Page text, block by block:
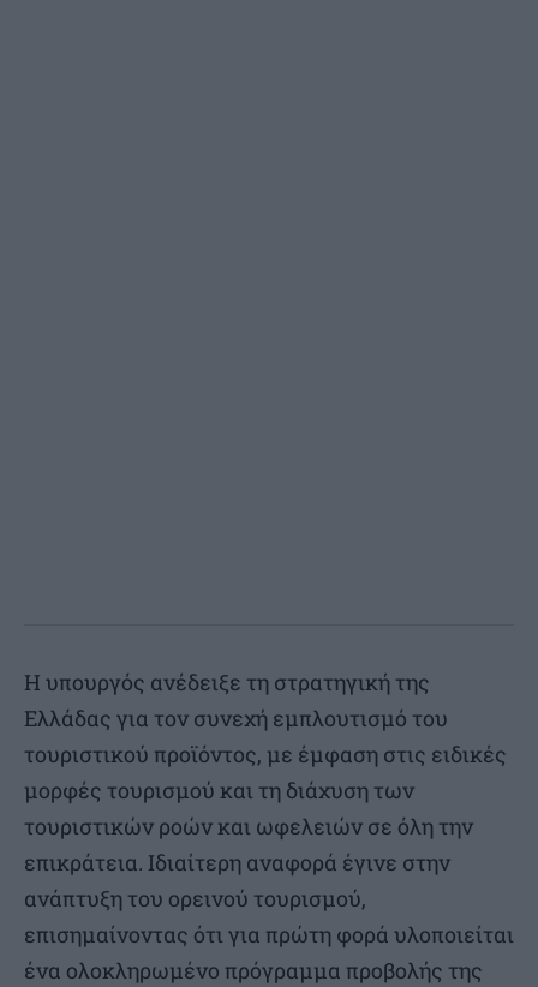
Η υπουργός ανέδειξε τη στρατηγική της
Ελλάδας για τον συνεχή εμπλουτισμό του
τουριστικού προϊόντος, με έμφαση στις ειδικές
μορφές τουρισμού και τη διάχυση των
τουριστικών ροών και ωφελειών σε όλη την
επικράτεια. Ιδιαίτερη αναφορά έγινε στην
ανάπτυξη του ορεινού τουρισμού,
επισημαίνοντας ότι για πρώτη φορά υλοποιείται
ένα ολοκληρωμένο πρόγραμμα προβολής της